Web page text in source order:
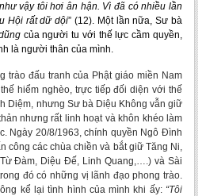
vậy tôi hơi ân hận. Vì đã có nhiều lần
Hội rất dữ dội” (12). Một lần nữa, Sư bà
của người tu với thế lực cầm quyền,
là người thân của mình.
đấu tranh của Phật giáo miền Nam
hiểm nghèo, trực tiếp đối diện với thế
Diệm, nhưng Sư bà Diệu Không vẫn giữ
nhưng rất linh hoạt và khôn khéo làm
Ngày 20/8/1963, chính quyền Ngô Đình
công các chùa chiền và bắt giữ Tăng Ni,
Đàm, Diệu Đế, Linh Quang,….) và Sài
đó có những vị lãnh đạo phong trào.
kể lại tình hình của mình khi ấy: “Tôi